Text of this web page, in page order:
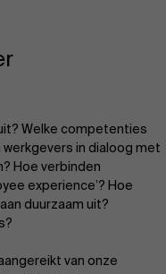
EN
Welke competenties
werkgevers in dialoog met
Hoe verbinden
experience’? Hoe
duurzaam uit?
van onze